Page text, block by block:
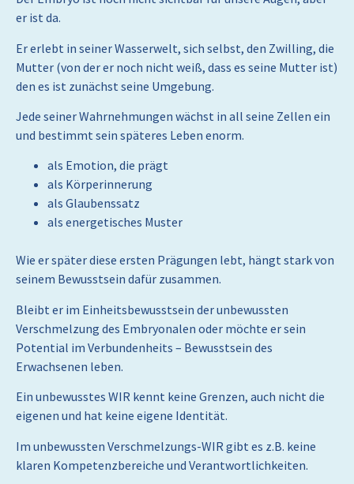
er ist da.
Er erlebt in seiner Wasserwelt, sich selbst, den Zwilling, die
Mutter (von der er noch nicht weiß, dass es seine Mutter ist)
den es ist zunächst seine Umgebung.
Jede seiner Wahrnehmungen wächst in all seine Zellen ein
und bestimmt sein späteres Leben enorm.
als Emotion, die prägt
als Körperinnerung
als Glaubenssatz
als energetisches Muster
Wie er später diese ersten Prägungen lebt, hängt stark von
seinem Bewusstsein dafür zusammen.
Bleibt er im Einheitsbewusstsein der unbewussten
Verschmelzung des Embryonalen oder möchte er sein
Potential im Verbundenheits – Bewusstsein des
Erwachsenen leben.
Ein unbewusstes WIR kennt keine Grenzen, auch nicht die
eigenen und hat keine eigene Identität.
Im unbewussten Verschmelzungs-WIR gibt es z.B. keine
klaren Kompetenzbereiche und Verantwortlichkeiten.